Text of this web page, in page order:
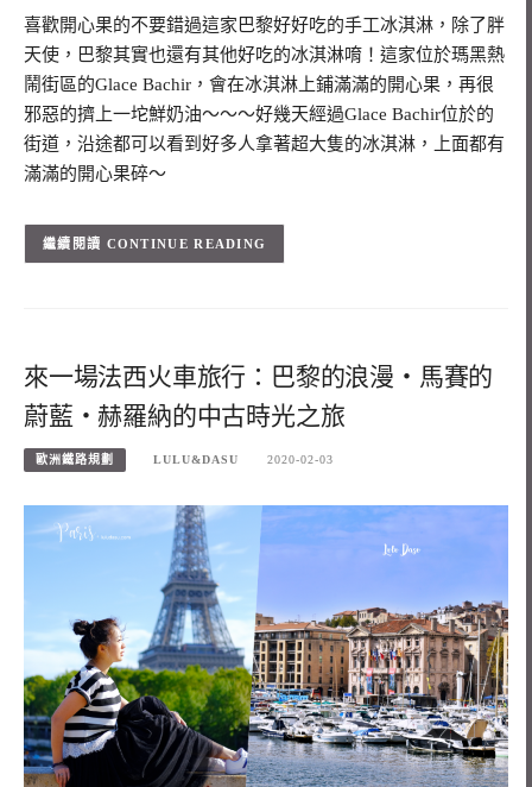
喜歡開心果的不要錯過這家巴黎好好吃的手工冰淇淋，除了胖
天使，巴黎其實也還有其他好吃的冰淇淋唷！這家位於瑪黑熱
鬧街區的Glace Bachir，會在冰淇淋上鋪滿滿的開心果，再很
邪惡的擠上一坨鮮奶油～～～好幾天經過Glace Bachir位於的
街道，沿途都可以看到好多人拿著超大隻的冰淇淋，上面都有
滿滿的開心果碎～
CONTINUE READING
來一場法西火車旅行：巴黎的浪漫・馬賽的
蔚藍・赫羅納的中古時光之旅
歐洲鐵路規劃 LULU&DASU 2020-02-03